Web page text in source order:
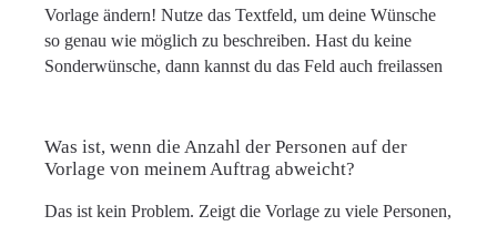
Vorlage ändern! Nutze das Textfeld, um deine Wünsche
so genau wie möglich zu beschreiben. Hast du keine
Sonderwünsche, dann kannst du das Feld auch freilassen
Was ist, wenn die Anzahl der Personen auf der
Vorlage von meinem Auftrag abweicht?
Das ist kein Problem. Zeigt die Vorlage zu viele Personen,